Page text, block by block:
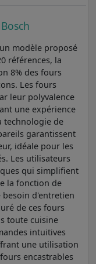
modèle proposé
références, la
8% des fours
Les fours
leur polyvalence
une expérience
technologie de
garantissent
idéale pour les
Les utilisateurs
qui simplifient
la fonction de
d'entretien
de ces fours
toute cuisine
intuitives
une utilisation
encastrables